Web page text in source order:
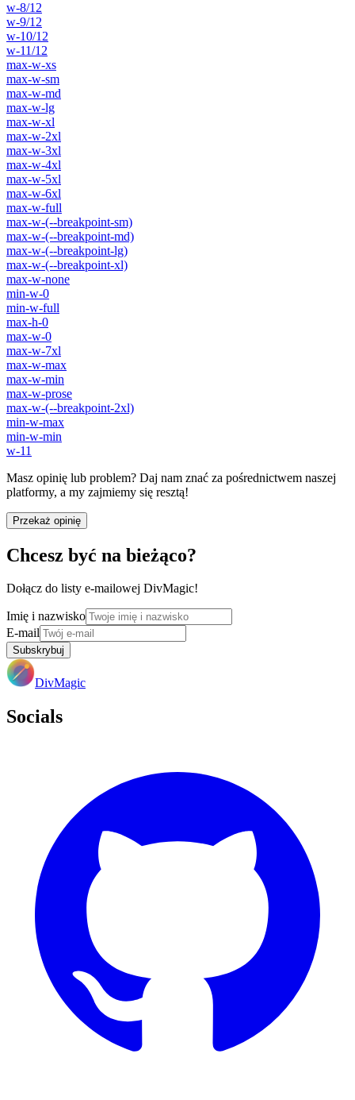
w-8/12
w-9/12
w-10/12
w-11/12
max-w-xs
max-w-sm
max-w-md
max-w-lg
max-w-xl
max-w-2xl
max-w-3xl
max-w-4xl
max-w-5xl
max-w-6xl
max-w-full
max-w-(--breakpoint-sm)
max-w-(--breakpoint-md)
max-w-(--breakpoint-lg)
max-w-(--breakpoint-xl)
max-w-none
min-w-0
min-w-full
max-h-0
max-w-0
max-w-7xl
max-w-max
max-w-min
max-w-prose
max-w-(--breakpoint-2xl)
min-w-max
min-w-min
w-11
Masz opinię lub problem? Daj nam znać za pośrednictwem naszej
platformy, a my zajmiemy się resztą!
Przekaż opinię
Chcesz być na bieżąco?
Dołącz do listy e-mailowej DivMagic!
Imię i nazwisko
E-mail
Subskrybuj
DivMagic
Socials